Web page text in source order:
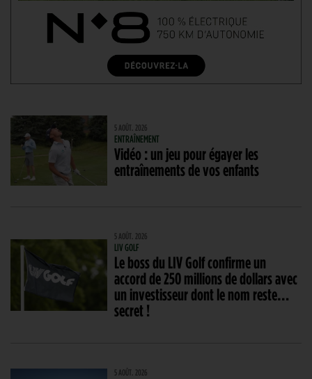
5 AOÛT. 2026
ENTRAÎNEMENT
Vidéo : un jeu pour égayer les
entraînements de vos enfants
5 AOÛT. 2026
LIV GOLF
Le boss du LIV Golf confirme un
accord de 250 millions de dollars avec
un investisseur dont le nom reste…
secret !
5 AOÛT. 2026